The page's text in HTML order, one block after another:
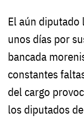
El aún
unos días por
bancada
constantes
del cargo
los diputados